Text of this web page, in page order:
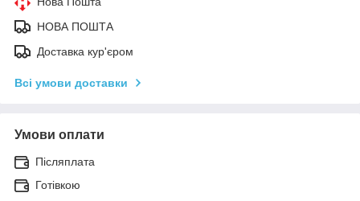
НОВА ПОШТА
Доставка кур'єром
Всі умови доставки
Умови оплати
Післяплата
Готівкою